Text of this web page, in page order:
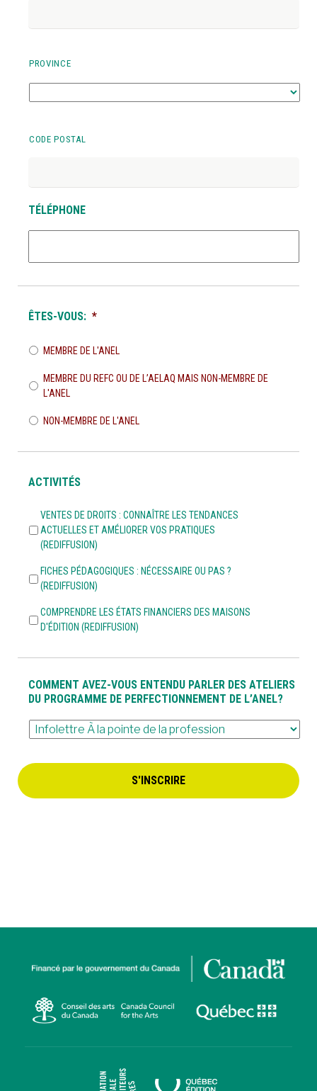
PROVINCE
CODE POSTAL
TÉLÉPHONE
ÊTES-VOUS: *
MEMBRE DE L'ANEL
MEMBRE DU REFC OU DE L’AELAQ MAIS NON-MEMBRE DE
L'ANEL
NON-MEMBRE DE L'ANEL
ACTIVITÉS
VENTES DE DROITS : CONNAÎTRE LES TENDANCES
ACTUELLES ET AMÉLIORER VOS PRATIQUES
(REDIFFUSION)
FICHES PÉDAGOGIQUES : NÉCESSAIRE OU PAS ?
(REDIFFUSION)
COMPRENDRE LES ÉTATS FINANCIERS DES MAISONS
D'ÉDITION (REDIFFUSION)
COMMENT AVEZ-VOUS ENTENDU PARLER DES ATELIERS
DU PROGRAMME DE PERFECTIONNEMENT DE L’ANEL?